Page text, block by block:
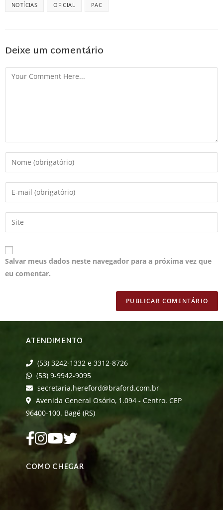
NOTÍCIAS OFICIAL PAC
Deixe um comentário
Salvar meus dados neste navegador para a próxima vez que
eu comentar.
ATENDIMENTO
(53) 3242-1332 e 3312-8726
(53) 9-9942-9095
secretaria.hereford@braford.com.br
Avenida General Osório, 1.094 - Centro. CEP
96400-100. Bagé (RS)
COMO CHEGAR